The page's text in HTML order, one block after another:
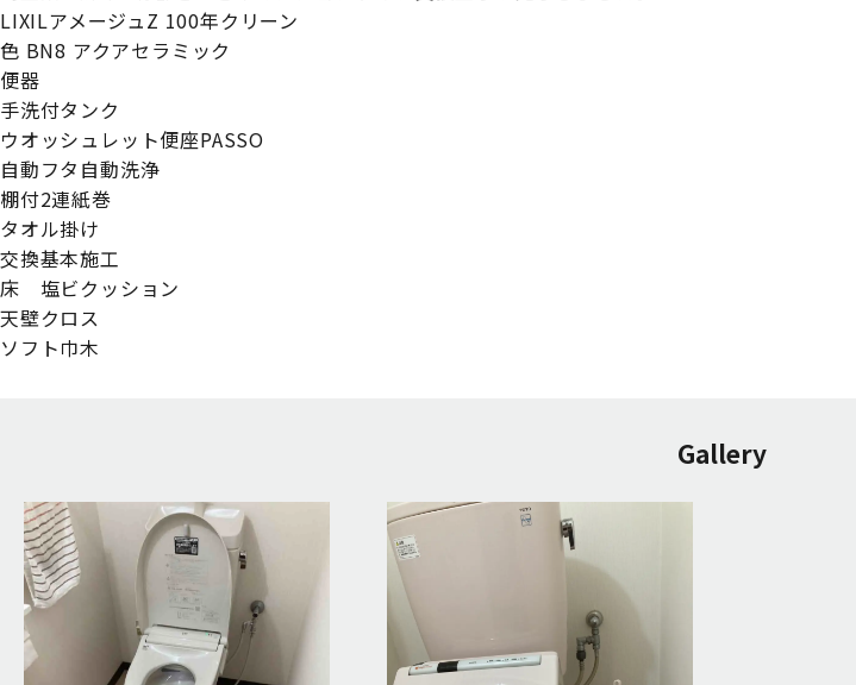
LIXILアメージュZ 100年クリーン
色 BN8 アクアセラミック
便器
手洗付タンク
ウオッシュレット便座PASSO
自動フタ自動洗浄
棚付2連紙巻
タオル掛け
交換基本施工
床 塩ビクッション
天壁クロス
ソフト巾木
Gallery